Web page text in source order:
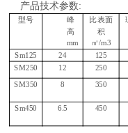
产品技术参数:
型号 峰
高
mm
比表面
积
㎡/m3
Sm125 24 125
SM250 12 250
SM350 8 350
Sm450 6.5 450